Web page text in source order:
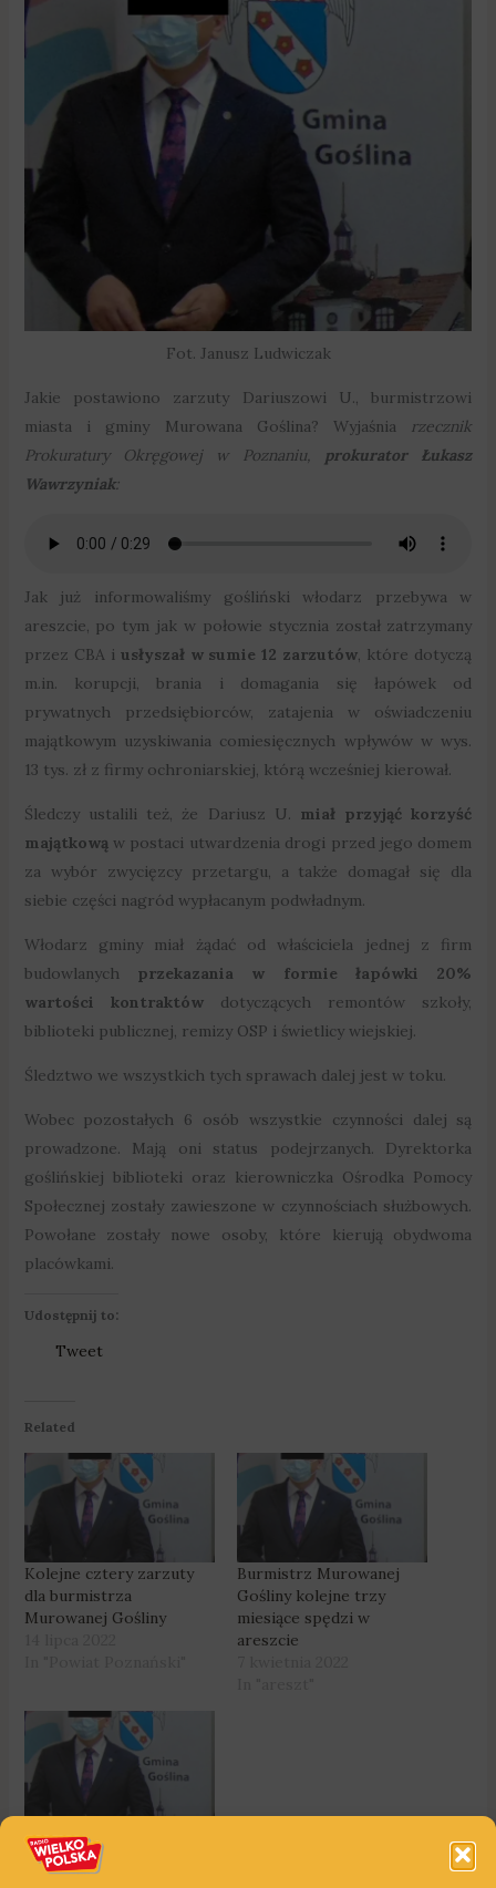
Fot. Janusz Ludwiczak
Jakie postawiono zarzuty Dariuszowi U., burmistrzowi
miasta i gminy Murowana Goślina? Wyjaśnia rzecznik
Prokuratury Okręgowej w Poznaniu,
prokurator Łukasz
Wawrzyniak:
Jak już informowaliśmy gośliński włodarz przebywa w
areszcie, po tym jak w połowie stycznia został zatrzymany
przez CBA i usłyszał w sumie 12 zarzutów, które dotyczą
m.in. korupcji, brania i domagania się łapówek od
prywatnych przedsiębiorców, zatajenia w oświadczeniu
majątkowym uzyskiwania comiesięcznych wpływów w wys.
13 tys. zł z firmy ochroniarskiej, którą wcześniej kierował.
Śledczy ustalili też, że Dariusz U. miał przyjąć korzyść
majątkowąw postaci utwardzenia drogi przed jego domem
za wybór zwycięzcy przetargu, a także domagał się dla
siebie części nagród wypłacanym podwładnym.
Włodarz gminy miał żądać od właściciela jednej z firm
budowlanych przekazania w formie łapówki 20%
wartości kontraktówdotyczących remontów szkoły,
biblioteki publicznej, remizy OSP i świetlicy wiejskiej.
Śledztwo we wszystkich tych sprawach dalej jest w toku.
Wobec pozostałych 6 osób wszystkie czynności dalej są
prowadzone. Mają oni status podejrzanych. Dyrektorka
goślińskiej biblioteki oraz kierowniczka Ośrodka Pomocy
Społecznej zostały zawieszone w czynnościach służbowych.
Powołane zostały nowe osoby, które kierują obydwoma
placówkami.
Udostępnij to:
Tweet
Related
Kolejne cztery zarzuty
dla burmistrza
Murowanej Gośliny
Burmistrz Murowanej
Gośliny kolejne trzy
miesiące spędzi w
areszcie
Murowanej Gośliny
pozostaje w areszcie